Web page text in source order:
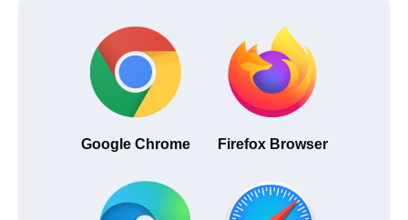
Google Chrome Firefox Browser